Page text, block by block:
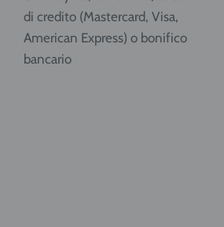
di credito (Mastercard, Visa,
American Express) o bonifico
bancario